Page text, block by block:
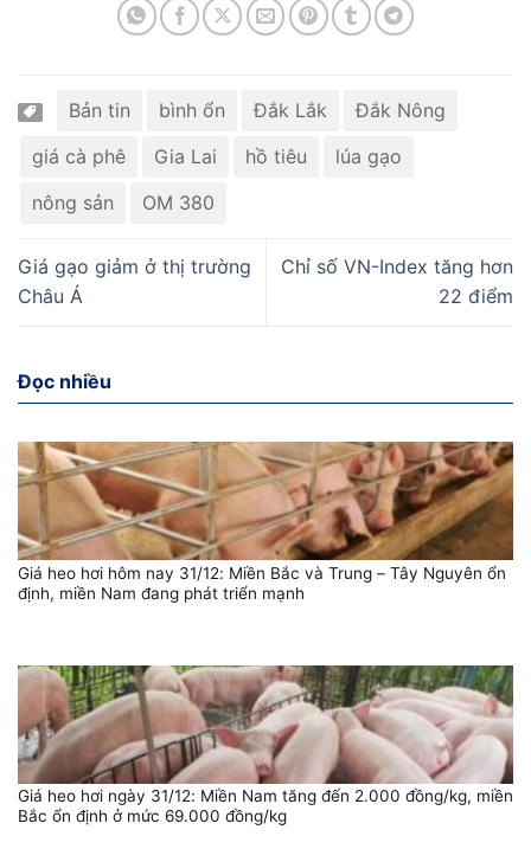
Bản tin bình ổn Đắk Lắk
Đắk Nông
giá cà phê
Gia Lai hồ tiêu
lúa gạo
nông sản
OM 380
Giá gạo giảm ở thị trường
Châu Á
Chỉ số VN-Index tăng hơn
22 điểm
Đọc nhiều
Giá heo hơi hôm nay 31/12: Miền Bắc và Trung – Tây Nguyên ổn
định, miền Nam đang phát triển mạnh
Giá heo hơi ngày 31/12: Miền Nam tăng đến 2.000 đồng/kg, miền
Bắc ổn định ở mức 69.000 đồng/kg